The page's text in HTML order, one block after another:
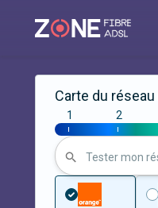
Carte du
|
1
|
2
Tester mon